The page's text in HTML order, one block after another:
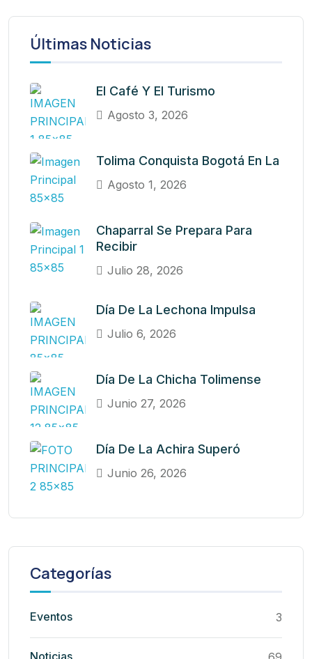
Últimas Noticias
El Café Y El Turismo
Agosto 3, 2026
Tolima Conquista Bogotá En La
Agosto 1, 2026
Chaparral Se Prepara Para
Recibir
Julio 28, 2026
Día De La Lechona Impulsa
Julio 6, 2026
Día De La Chicha Tolimense
Junio 27, 2026
Día De La Achira Superó
Junio 26, 2026
Categorías
Eventos 3